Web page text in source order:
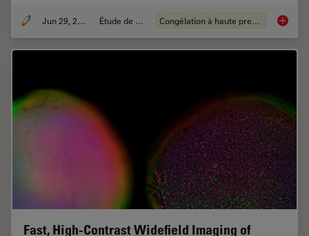
Jun 29, 2026 Étude de cas Congélation à haute pression Waffle
Fast, High-Contrast Widefield Imaging of